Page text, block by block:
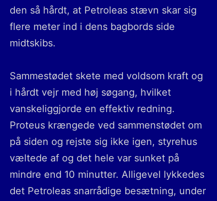
den så hårdt, at Petroleas stævn skar sig
flere meter ind i dens bagbords side
midtskibs.
Sammestødet skete med voldsom kraft og
i hårdt vejr med høj søgang, hvilket
vanskeliggjorde en effektiv redning.
Proteus krængede ved sammenstødet om
på siden og rejste sig ikke igen, styrehus
væltede af og det hele var sunket på
mindre end 10 minutter. Alligevel lykkedes
det Petroleas snarrådige besætning, under